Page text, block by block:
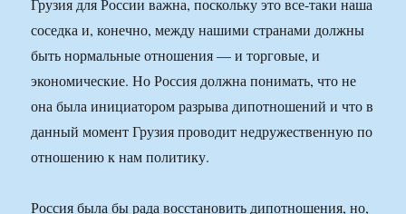
Грузия для России важна, поскольку это все-таки наша
соседка и, конечно, между нашими странами должны
быть нормальные отношения — и торговые, и
экономические. Но Россия должна понимать, что не
она была инициатором разрыва дипотношений и что в
данный момент Грузия проводит недружественную по
отношению к нам политику.
Россия была бы рада восстановить дипотношения, но,